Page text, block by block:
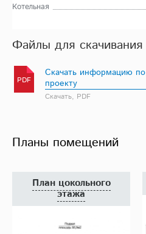
Котельная
Файлы для скачивания
PDF
Скачать информацию по
проекту
Скачать, PDF
Планы помещений
План цокольного
этажа